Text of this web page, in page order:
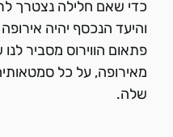
כדי שאם חלילה נצטרך
והיעד הנכסף יהיה
פתאום הווירוס מסביר
מאירופה, על כל
שלה.